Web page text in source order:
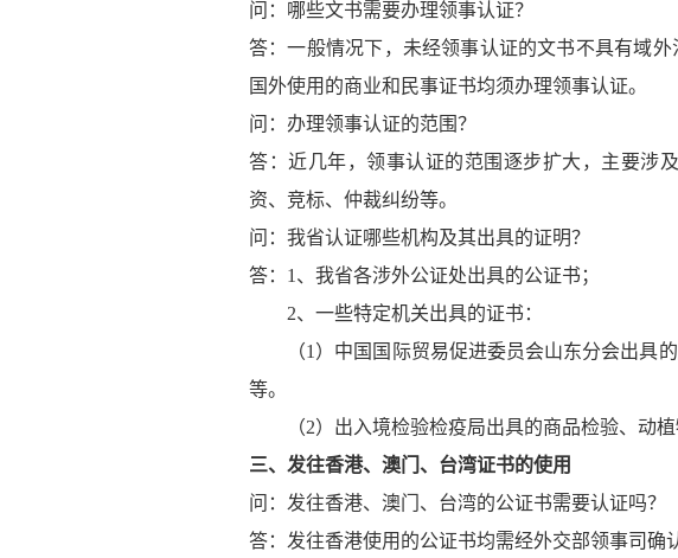
问：哪些文书需要办理领事认证？
答：一般情况下，未经领事认证的文书不具有域
国外使用的商业和民事证书均须办理领事认证。
问：办理领事认证的范围？
答：近几年，领事认证的范围逐步扩大，主要涉
资、竞标、仲裁纠纷等。
问：我省认证哪些机构及其出具的证明？
答：1、我省各涉外公证处出具的公证书；
2、一些特定机关出具的证书：
（1）中国国际贸易促进委员会山东分会出具的
等。
（2）出入境检验检疫局出具的商品检验、动植
三、发往香港、澳门、台湾证书的使用
问：发往香港、澳门、台湾的公证书需要认证吗？
答：发往香港使用的公证书均需经外交部领事司确